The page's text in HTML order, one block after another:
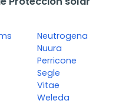
Neutrogena
Nuura
Perricone
Segle
Vitae
Weleda